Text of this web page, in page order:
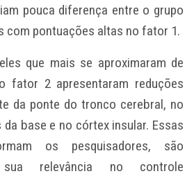
pouca diferença entre o grupo
com pontuações altas no fator 1.
que mais se aproximaram de
fator 2 apresentaram reduções
da ponte do tronco cerebral, no
base e no córtex insular. Essas
os pesquisadores, são
relevância no controle